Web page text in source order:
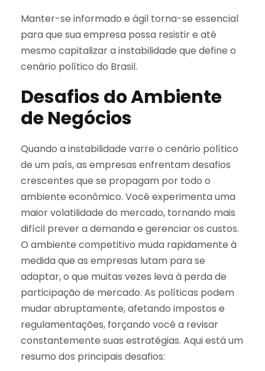
Manter-se informado e ágil torna-se essencial
para que sua empresa possa resistir e até
mesmo capitalizar a instabilidade que define o
cenário político do Brasil.
Desafios do Ambiente
de Negócios
Quando a instabilidade varre o cenário político
de um país, as empresas enfrentam desafios
crescentes que se propagam por todo o
ambiente econômico. Você experimenta uma
maior volatilidade do mercado, tornando mais
difícil prever a demanda e gerenciar os custos.
O ambiente competitivo muda rapidamente à
medida que as empresas lutam para se
adaptar, o que muitas vezes leva à perda de
participação de mercado. As políticas podem
mudar abruptamente, afetando impostos e
regulamentações, forçando você a revisar
constantemente suas estratégias. Aqui está um
resumo dos principais desafios: